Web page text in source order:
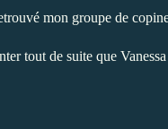
mon groupe de
tout de suite que